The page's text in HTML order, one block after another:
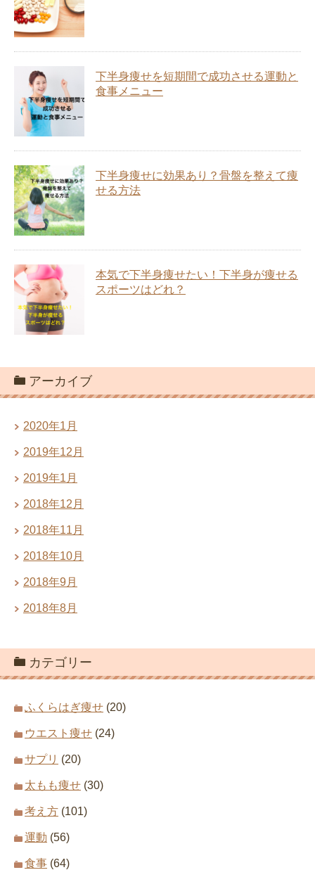
下半身痩せを短期間で成功させる運動と
食事メニュー
下半身痩せに効果あり？骨盤を整えて痩
せる方法
本気で下半身痩せたい！下半身が痩せる
スポーツはどれ？
アーカイブ
2020年1月
2019年12月
2019年1月
2018年12月
2018年11月
2018年10月
2018年9月
2018年8月
カテゴリー
ふくらはぎ痩せ (20)
ウエスト痩せ (24)
サプリ (20)
太もも痩せ (30)
考え方 (101)
運動 (56)
食事 (64)